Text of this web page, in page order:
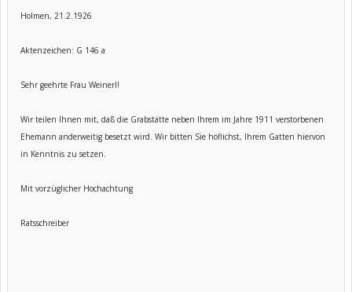
Holmen, 21.2.1926
Aktenzeichen: G 146 a
Sehr geehrte Frau Weinerl!
Wir teilen Ihnen mit, daß die Grabstätte neben Ihrem im Jahre 1911 verstorbenen
Ehemann anderweitig besetzt wird. Wir bitten Sie höflichst, Ihrem Gatten hiervon
in Kenntnis zu setzen.
Mit vorzüglicher Hochachtung
Ratsschreiber